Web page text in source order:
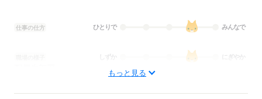
仕事の仕方 ひとりで みんなで
にぎやか
もっと見る